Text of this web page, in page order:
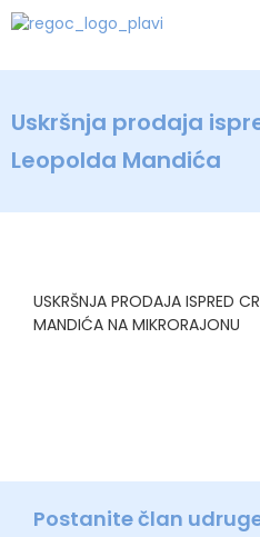
Uskršnja prodaja
Leopolda Mandića
USKRŠNJA PRODAJA ISPRED
MANDIĆA NA MIKRORAJONU
Postanite član